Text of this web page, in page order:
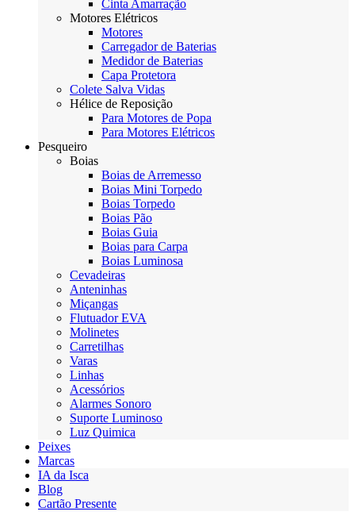
Cinta Amarração
Motores Elétricos
Motores
Carregador de Baterias
Medidor de Baterias
Capa Protetora
Colete Salva Vidas
Hélice de Reposição
Para Motores de Popa
Para Motores Elétricos
Pesqueiro
Boias
Boias de Arremesso
Boias Mini Torpedo
Boias Torpedo
Boias Pão
Boias Guia
Boias para Carpa
Boias Luminosa
Cevadeiras
Anteninhas
Miçangas
Flutuador EVA
Molinetes
Carretilhas
Varas
Linhas
Acessórios
Alarmes Sonoro
Suporte Luminoso
Luz Quimica
Peixes
Marcas
IA da Isca
Blog
Cartão Presente